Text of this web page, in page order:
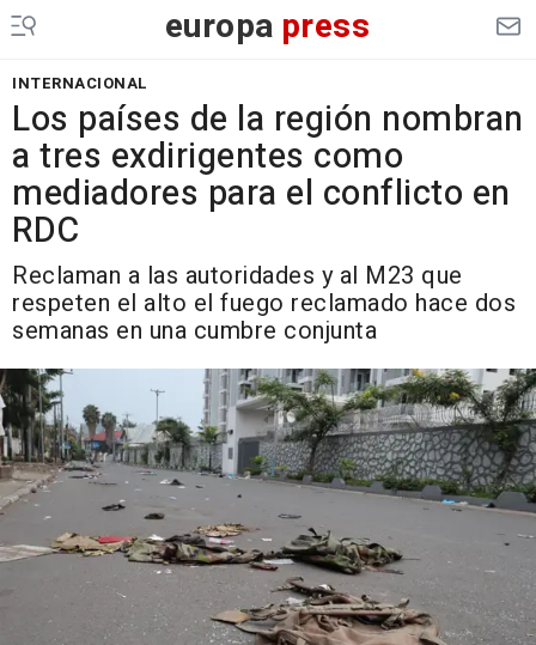
europa press
INTERNACIONAL
Los países de la región nombran
a tres exdirigentes como
mediadores para el conflicto en
RDC
Reclaman a las autoridades y al M23 que
respeten el alto el fuego reclamado hace dos
semanas en una cumbre conjunta